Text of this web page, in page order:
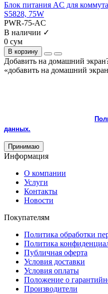
Блок питания AC для
S5828, 75W
PWR-75-AC
В наличии ✓
0 сум
В корзину
Добавить на домашний
«добавить на домашний
данных.
Принимаю
Информация
О компании
Услуги
Контакты
Новости
Покупателям
Политика обработки
Политика
Публичная оферта
Условия доставки
Условия оплаты
Положение о
Производители